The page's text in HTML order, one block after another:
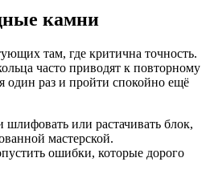
камни
там, где критична точность.
часто приводят к повторному
один раз и пройти спокойно ещё
или растачивать блок,
мастерской.
ошибки, которые дорого